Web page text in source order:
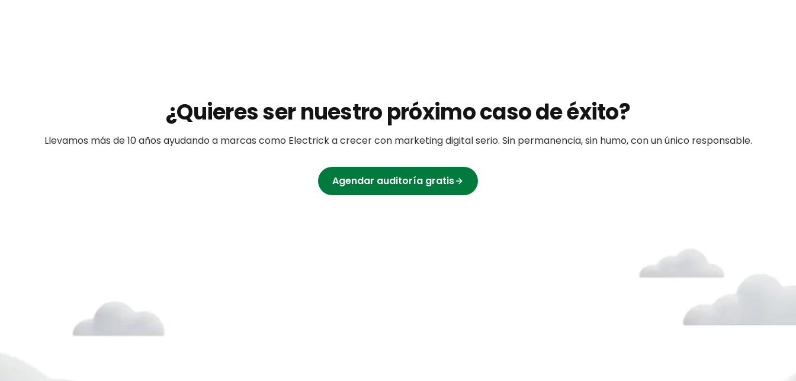
¿Quieres ser nuestro próximo caso de éxito?
Llevamos más de 10 años ayudando a marcas como Electricka crecer con marketing digital serio. Sin permanencia, sin humo, con un único responsable.
Agendar auditoría gratis